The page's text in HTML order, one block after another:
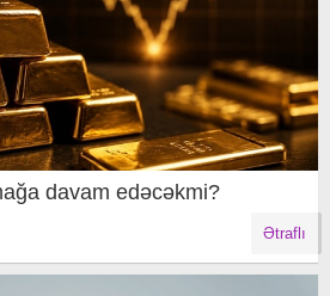
davam edəcəkmi?
Ətraflı